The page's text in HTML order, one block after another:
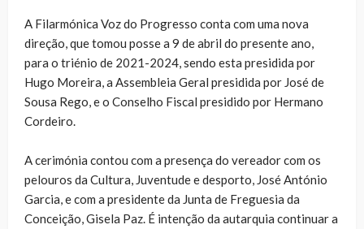
A Filarmónica Voz do Progresso conta com uma nova
direção, que tomou posse a 9 de abril do presente ano,
para o triénio de 2021-2024, sendo esta presidida por
Hugo Moreira, a Assembleia Geral presidida por José de
Sousa Rego, e o Conselho Fiscal presidido por Hermano
Cordeiro.
A cerimónia contou com a presença do vereador com os
pelouros da Cultura, Juventude e desporto, José António
Garcia, e com a presidente da Junta de Freguesia da
Conceição, Gisela Paz. É intenção da autarquia continuar a